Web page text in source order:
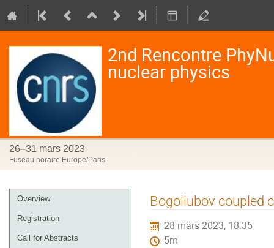
2nd Rencontre
nuclear physics
26–31 mars 2023
Fuseau horaire Europe/Paris
Menu
de
Overview
Registration
Call for Abstracts
Bogoliubov coupled
28 mars 2023, 18:35
5m